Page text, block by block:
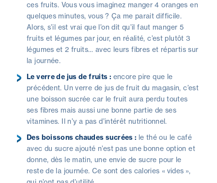
ces fruits. Vous vous imaginez manger 4 oranges en
quelques minutes, vous ? Ça me parait difficile.
Alors, s’il est vrai que l’on dit qu’il faut manger 5
fruits et légumes par jour, en réalité, c’est plutôt 3
légumes et 2 fruits… avec leurs fibres et répartis sur
la journée.
Le verre de jus de fruits : encore pire que le
précédent. Un verre de jus de fruit du magasin, c’est
une boisson sucrée car le fruit aura perdu toutes
ses fibres mais aussi une bonne partie de ses
vitamines. Il n’y a pas d’intérêt nutritionnel.
Des boissons chaudes sucrées : le thé ou le café
avec du sucre ajouté n’est pas une bonne option et
donne, dès le matin, une envie de sucre pour le
reste de la journée. Ce sont des calories « vides »,